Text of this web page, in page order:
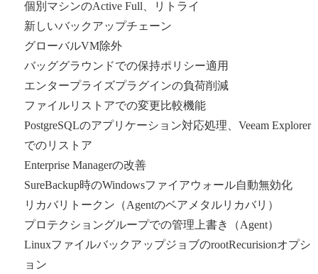
個別マシンのActive Full、リトライ
新しいバックアップチェーン
グローバルVM除外
バッググラウンドでの保持ポリシー適用
エンタープライズプラグインの負荷削減
ファイルリストアでの変更比較機能
PostgreSQLのアプリケーション対応処理、Veeam Explorer
でのリストア
Enterprise Managerの改善
SureBackup時のWindowsファイアウォール自動無効化
リカバリトークン（Agentのベアメタルリカバリ）
プロテクショングループでの管理上書き（Agent）
LinuxファイルバックアップジョブのrootRecurisionオプシ
ョン